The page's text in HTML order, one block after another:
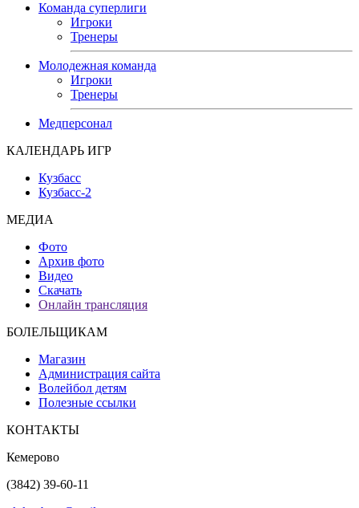
Команда суперлиги
Игроки
Тренеры
Молодежная команда
Игроки
Тренеры
Медперсонал
КАЛЕНДАРЬ ИГР
Кузбасс
Кузбасс-2
МЕДИА
Фото
Архив фото
Видео
Скачать
Онлайн трансляция
БОЛЕЛЬЩИКАМ
Магазин
Администрация сайта
Волейбол детям
Полезные ссылки
КОНТАКТЫ
Кемерово
(3842) 39-60-11